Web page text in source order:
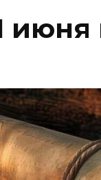
июня